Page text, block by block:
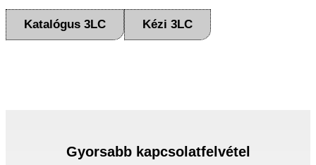
Katalógus 3LC Kézi 3LC
Gyorsabb kapcsolatfelvétel